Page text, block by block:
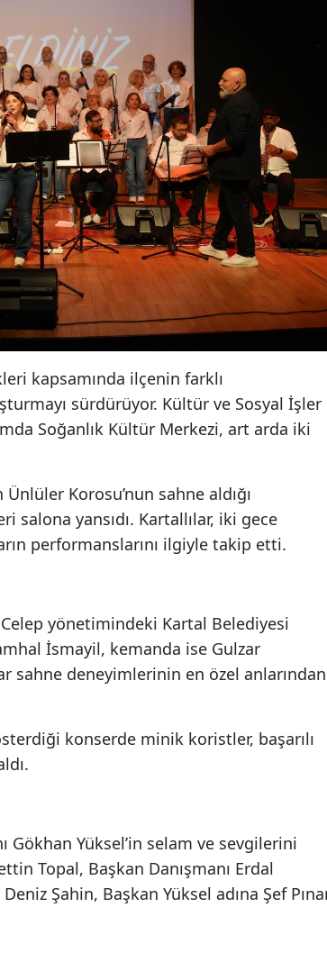
kapsamında ilçenin farklı
sürdürüyor. Kültür ve Sosyal İşler
Soğanlık Kültür Merkezi, art arda iki
Korosu’nun sahne aldığı
yansıdı. Kartallılar, iki gece
performanslarını ilgiyle takip etti.
yönetimindeki Kartal Belediyesi
İsmayil, kemanda ise Gulzar
sahne deneyimlerinin en özel anlarından
konserde minik koristler, başarılı
Gökhan Yüksel’in selam ve sevgilerini
Topal, Başkan Danışmanı Erdal
Şahin, Başkan Yüksel adına Şef